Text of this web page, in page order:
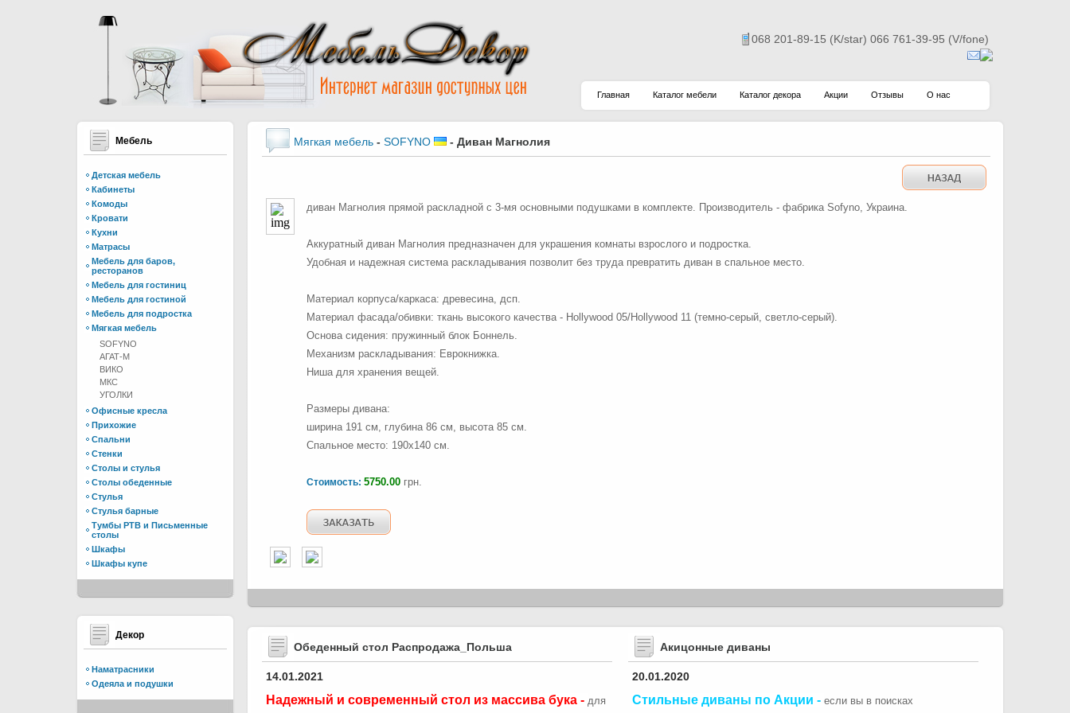
068 201-89-15 (K/star) 066 761-39-95 (V/fone)
Главная Каталог мебели Каталог декора Акции Отзывы О нас
Мебель
Детская мебель
Кабинеты
Комоды
Кровати
Кухни
Матрасы
Мебель для баров,
ресторанов
Мебель для гостиниц
Мебель для гостиной
Мебель для подростка
Мягкая мебель
SOFYNO
АГАТ-М
ВИКО
МКС
УГОЛКИ
Офисные кресла
Прихожие
Спальни
Стенки
Столы и стулья
Столы обеденные
Стулья
Стулья барные
Тумбы РТВ и Письменные
столы
Шкафы
Шкафы купе
Декор
Наматрасники
Одеяла и подушки
Мягкая мебель - SOFYNO - Диван Магнолия
диван Магнолия прямой раскладной с 3-мя основными подушками в комплекте. Производитель - фабрика Sofyno, Украина.
Аккуратный диван Магнолия предназначен для украшения комнаты взрослого и подростка.
Удобная и надежная система раскладывания позволит без труда превратить диван в спальное место.
Материал корпуса/каркаса: древесина, дсп.
Материал фасада/обивки: ткань высокого качества - Hollywood 05/Hollywood 11 (темно-серый, светло-серый).
Основа сидения: пружинный блок Боннель.
Механизм раскладывания: Еврокнижка.
Ниша для хранения вещей.
Размеры дивана:
ширина 191 см, глубина 86 см, высота 85 см.
Спальное место: 190х140 см.
Стоимость: 5750.00 грн.
Обеденный стол Распродажа_Польша
14.01.2021
Надежный и современный стол из массива бука - для
Акицонные диваны
20.01.2020
Стильные диваны по Акции - если вы в поисках